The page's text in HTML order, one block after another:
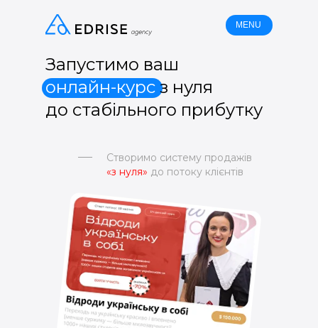
MENU
Запустимо ваш
онлайн-курсз нуля
до стабільного прибутку
Створимо систему продажів
«з нуля» до потоку клієнтів